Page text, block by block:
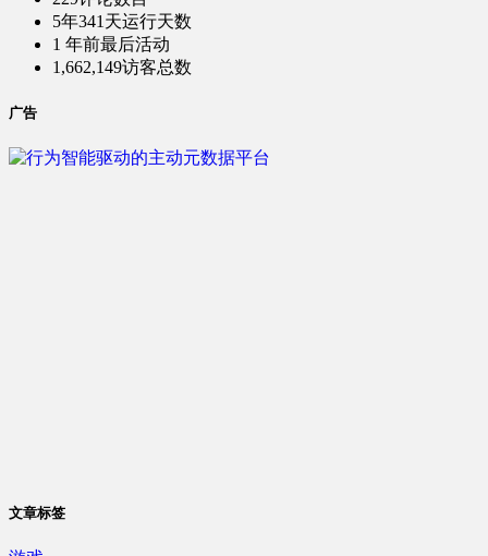
5年341天运行天数
1 年前最后活动
1,662,149访客总数
广告
文章标签